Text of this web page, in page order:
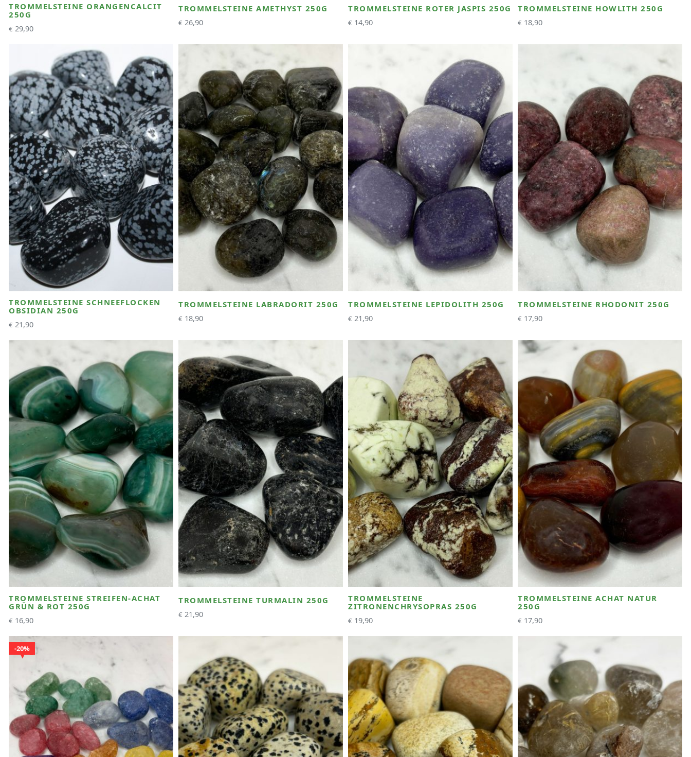
TROMMELSTEINE ORANGENCALCIT
250G
€ 29,90
TROMMELSTEINE AMETHYST 250G
€ 26,90
TROMMELSTEINE ROTER JASPIS 250G
€ 14,90
TROMMELSTEINE HOWLITH 250G
€ 18,90
TROMMELSTEINE SCHNEEFLOCKEN
OBSIDIAN 250G
€ 21,90
TROMMELSTEINE LABRADORIT 250G
€ 18,90
TROMMELSTEINE LEPIDOLITH 250G
€ 21,90
TROMMELSTEINE RHODONIT 250G
€ 17,90
TROMMELSTEINE STREIFEN-ACHAT
GRÜN & ROT 250G
€ 16,90
TROMMELSTEINE TURMALIN 250G
€ 21,90
TROMMELSTEINE
ZITRONENCHRYSOPRAS 250G
€ 19,90
TROMMELSTEINE ACHAT NATUR
250G
€ 17,90
20%